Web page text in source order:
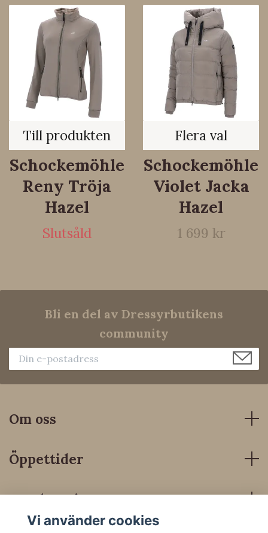
Till produkten
Schockemöhle
Reny Tröja
Hazel
Slutsåld
Flera val
Schockemöhle
Violet Jacka
Hazel
1 699 kr
Bli en del av Dressyrbutikens
community
Om oss
Öppettider
Kundservice
Vi använder cookies